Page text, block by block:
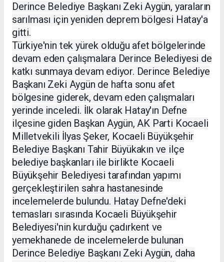
Derince Belediye Başkanı Zeki Aygün, yaraların
sarılması için yeniden deprem bölgesi Hatay'a
gitti.
Türkiye'nin tek yürek olduğu afet bölgelerinde
devam eden çalışmalara Derince Belediyesi de
katkı sunmaya devam ediyor. Derince Belediye
Başkanı Zeki Aygün de hafta sonu afet
bölgesine giderek, devam eden çalışmaları
yerinde inceledi. İlk olarak Hatay'ın Defne
ilçesine giden Başkan Aygün, AK Parti Kocaeli
Milletvekili İlyas Şeker, Kocaeli Büyükşehir
Belediye Başkanı Tahir Büyükakın ve ilçe
belediye başkanları ile birlikte Kocaeli
Büyükşehir Belediyesi tarafından yapımı
gerçekleştirilen sahra hastanesinde
incelemelerde bulundu. Hatay Defne'deki
temasları sırasında Kocaeli Büyükşehir
Belediyesi'nin kurduğu çadırkent ve
yemekhanede de incelemelerde bulunan
Derince Belediye Başkanı Zeki Aygün, daha